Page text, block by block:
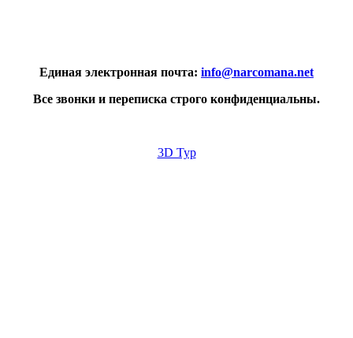
Единая электронная почта: info@narcomana.net
Все звонки и переписка строго конфиденциальны.
3D Тур